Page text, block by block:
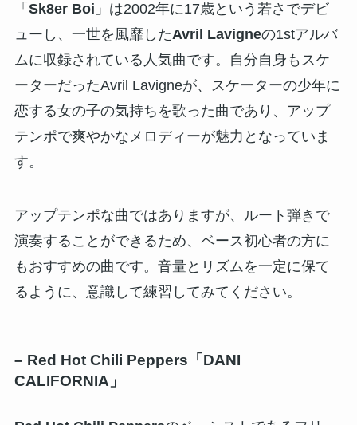
「 Sk8er Boi 」は2002年に17歳という若さでデビ
ューし、一世を風靡したAvril Lavigneの1stアルバ
ムに収録されている人気曲です。自分自身もスケ
ーターだったAvril Lavigneが、スケーターの少年に
恋する女の子の気持ちを歌った曲であり、アップ
テンポで爽やかなメロディーが魅力となっていま
す。
アップテンポな曲ではありますが、ルート弾きで
演奏することができるため、ベース初心者の方に
もおすすめの曲です。音量とリズムを一定に保て
るように、意識して練習してみてください。
– Red Hot Chili Peppers「DANI
CALIFORNIA」